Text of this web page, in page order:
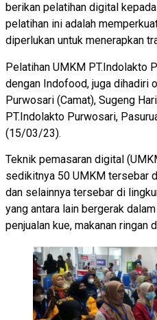
berikan pelatihan digital
pelatihan ini adalah
diperlukan untuk menerapkan
Pelatihan UMKM PT.Indolakto
dengan Indofood, juga dihadiri
Purwosari (Camat), Sugeng
PT.Indolakto Purwosari,
(15/03/23).
Teknik pemasaran digital
sedikitnya 50 UMKM tersebar
dan selainnya tersebar di
yang antara lain bergerak
penjualan kue, makanan ringan